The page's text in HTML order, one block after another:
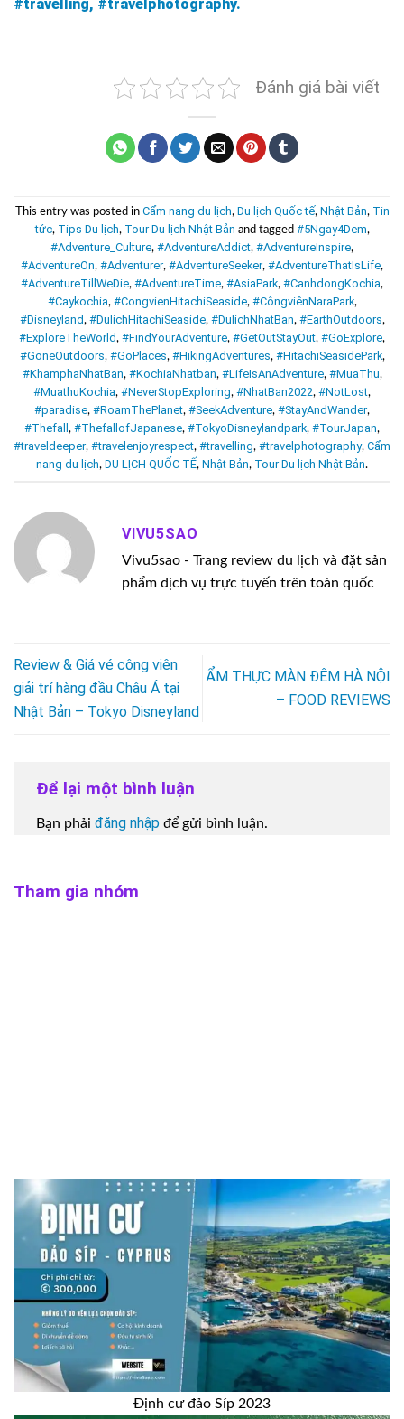
#travelling, #travelphotography.
Đánh giá bài viết
This entry was posted in Cẩm nang du lịch, Du lịch Quốc tế, Nhật Bản, Tin
tức, Tips Du lịch, Tour Du lịch Nhật Bản and tagged #5Ngay4Dem,
#Adventure_Culture, #AdventureAddict, #AdventureInspire,
#AdventureOn, #Adventurer, #AdventureSeeker, #AdventureThatIsLife,
#AdventureTillWeDie, #AdventureTime, #AsiaPark, #CanhdongKochia,
#Caykochia, #CongvienHitachiSeaside, #CôngviênNaraPark,
#Disneyland, #DulichHitachiSeaside, #DulichNhatBan, #EarthOutdoors,
#ExploreTheWorld, #FindYourAdventure, #GetOutStayOut, #GoExplore,
#GoneOutdoors, #GoPlaces, #HikingAdventures, #HitachiSeasidePark,
#KhamphaNhatBan, #KochiaNhatban, #LifeIsAnAdventure, #MuaThu,
#MuathuKochia, #NeverStopExploring, #NhatBan2022, #NotLost,
#paradise, #RoamThePlanet, #SeekAdventure, #StayAndWander,
#Thefall , #ThefallofJapanese, #TokyoDisneylandpark, #TourJapan,
#traveldeeper, #travelenjoyrespect, #travelling, #travelphotography, Cẩm
nang du lịch, DU LỊCH QUỐC TẾ, Nhật Bản, Tour Du lịch Nhật Bản.
VIVU5SAO
Vivu5sao - Trang review du lịch và đặt sản
phẩm dịch vụ trực tuyến trên toàn quốc
Review & Giá vé công viên
giải trí hàng đầu Châu Á tại
Nhật Bản – Tokyo Disneyland
ẨM THỰC MÀN ĐÊM HÀ NỘI
– FOOD REVIEWS
Để lại một bình luận
Bạn phải đăng nhập để gửi bình luận.
Tham gia nhóm
Định cư đảo Síp 2023